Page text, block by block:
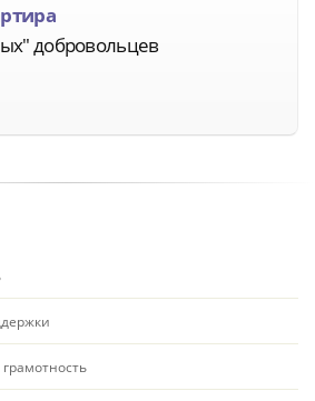
добровольцев